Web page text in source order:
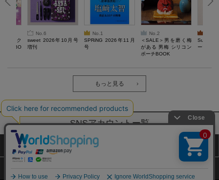
るスク
ぷにBO
No.6
sweet 2026年10月号
増刊
No.1
SPRiNG 2026年11月
号
No.2
＜SALE＞男を磨く梅
がある 男梅 シリコン
ポーチBOOK
ーツチャ
もっと見る
SNSアカウントー覧
サイトマップ